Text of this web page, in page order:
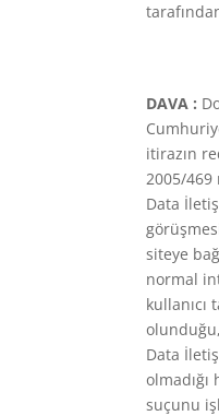
DAVA :
itirazın
2005/469
Data
siteye
normal
Data
suçunu